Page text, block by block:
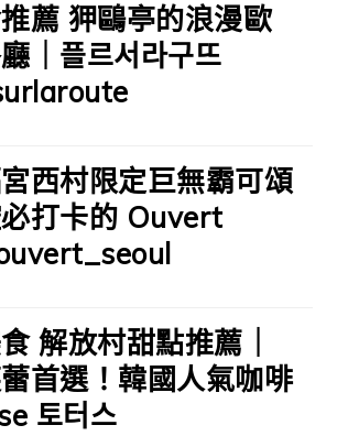
薦 狎鷗亭的浪漫歐
｜플르서라구뜨
西村限定巨無霸可頌
必打卡的 Ouvert
解放村甜點推薦｜
首選！韓國人氣咖啡
토터스